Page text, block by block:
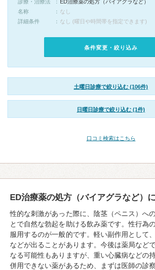
診療・治療法
ED治療薬の処方（バイアグラなど）
名称
なし
詳細条件
なし (曜日や時間帯を指定できます)
条件変更・絞り込み
土曜日診療で絞り込む (106件)
日曜日診療で絞り込む (1件)
口コミ検索はこちら
ED治療薬の処方（バイアグラなど）
性的な刺激があった際に、陰茎（ペニス）へ
とで自然な勃起を助ける飲み薬です。性行為
服用するのが一般的です。軽い副作用として
などが出ることがあります。今後は薬局など
なる可能性もありますが、重い心臓病などの
併用できない薬があるため、まずは医師の診